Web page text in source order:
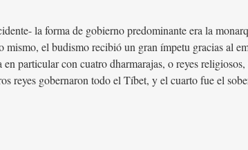
la forma de gobierno predominante era la
el budismo recibió un gran ímpetu gracias al
particular con cuatro dharmarajas, o reyes
reyes gobernaron todo el Tíbet, y el cuarto fue el